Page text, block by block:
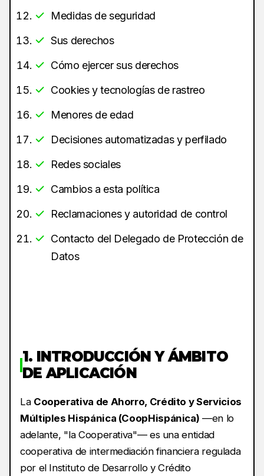
Medidas de seguridad
Sus derechos
Cómo ejercer sus derechos
Cookies y tecnologías de rastreo
Menores de edad
Decisiones automatizadas y perfilado
Redes sociales
Cambios a esta política
Reclamaciones y autoridad de control
Contacto del Delegado de Protección de
Datos
1. INTRODUCCIÓN Y ÁMBITO
DE APLICACIÓN
La Cooperativa de Ahorro, Crédito y Servicios
Múltiples Hispánica (CoopHispánica) —en lo
adelante, "la Cooperativa"— es una entidad
cooperativa de intermediación financiera regulada
por el Instituto de Desarrollo y Crédito